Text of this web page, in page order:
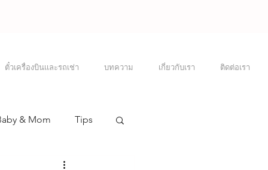
ตั๋วเครื่องบินเเละรถเช่า บทความ เกี่ยวกับเรา ติดต่อเรา
& Mom Tips
Japan